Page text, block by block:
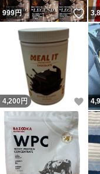
999円 い
4,200 円 い